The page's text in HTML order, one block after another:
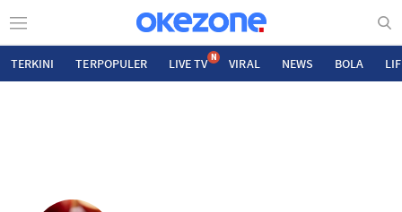
TERKINI TERPOPULER LIVE TV N VIRAL NEWS BOLA